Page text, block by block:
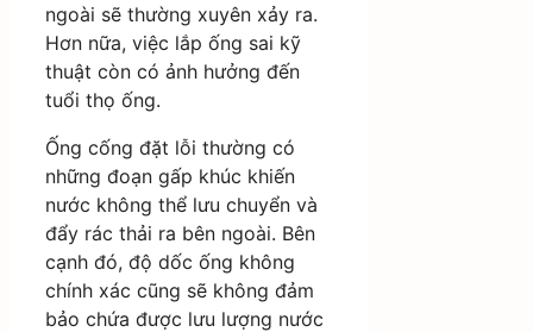
ngoài sẽ thường xuyên xảy ra.
Hơn nữa, việc lắp ống sai kỹ
thuật còn có ảnh hưởng đến
tuổi thọ ống.
Ống cống đặt lỗi thường có
những đoạn gấp khúc khiến
nước không thể lưu chuyển và
đẩy rác thải ra bên ngoài. Bên
cạnh đó, độ dốc ống không
chính xác cũng sẽ không đảm
bảo chứa được lưu lượng nước